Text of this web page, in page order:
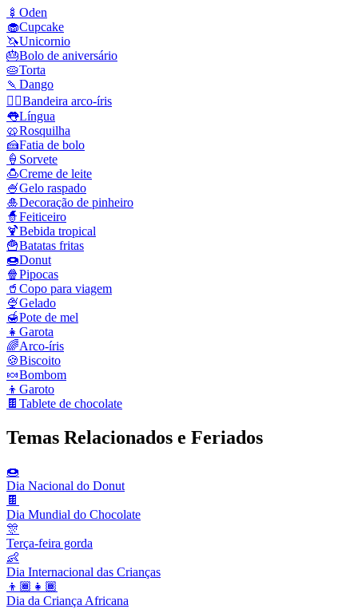
🍢 Oden
🧁Cupcake
🦄Unicornio
🎂Bolo de aniversário
🥧Torta
🍡 Dango
🏳️‍🌈Bandeira arco‑íris
👅Língua
🥨Rosquilha
🍰Fatia de bolo
🍦 Sorvete
🍮Creme de leite
🍧Gelo raspado
🎍Decoração de pinheiro
🧙Feiticeiro
🍹Bebida tropical
🍟Batatas fritas
🍩Donut
🍿Pipocas
🥤 Copo para viagem
🍨Gelado
🍯Pote de mel
👧 Garota
🌈Arco‑íris
🍪Biscoito
🍬Bombom
👦 Garoto
🍫 Tablete de chocolate
Temas Relacionados e Feriados
🍩
Dia Nacional do Donut
🍫
Dia Mundial do Chocolate
🎊
Terça-feira gorda
👶
Dia Internacional das Crianças
👦🏾👧🏾
Dia da Criança Africana